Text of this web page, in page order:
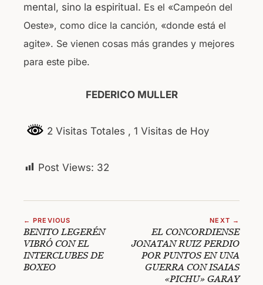
mental, sino la espiritual. Es el «Campeón del
Oeste», como dice la canción, «donde está el
agite». Se vienen cosas más grandes y mejores
para este pibe.
FEDERICO MULLER
2 Visitas Totales , 1 Visitas de Hoy
Post Views: 32
← PREVIOUS
BENITO LEGERÉN
VIBRÓ CON EL
INTERCLUBES DE
BOXEO
NEXT →
EL CONCORDIENSE
JONATAN RUIZ PERDIO
POR PUNTOS EN UNA
GUERRA CON ISAIAS
«PICHU» GARAY